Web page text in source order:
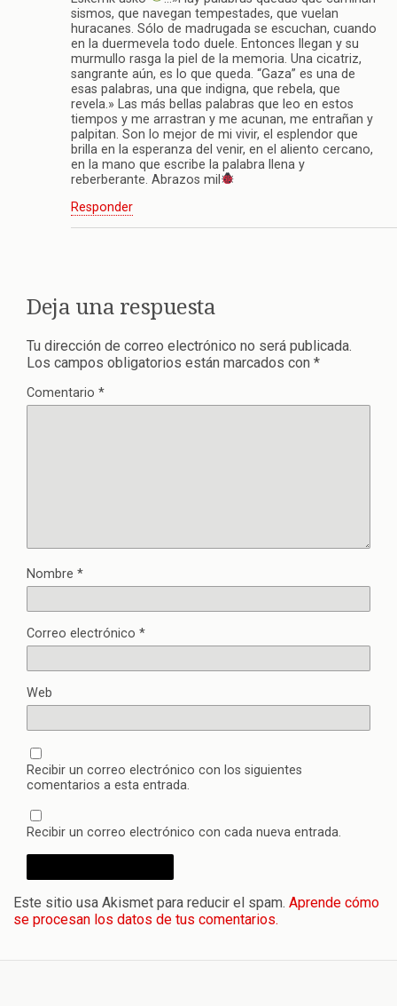
sismos, que navegan tempestades, que vuelan
huracanes. Sólo de madrugada se escuchan, cuando
en la duermevela todo duele. Entonces llegan y su
murmullo rasga la piel de la memoria. Una cicatriz,
sangrante aún, es lo que queda. “Gaza” es una de
esas palabras, una que indigna, que rebela, que
revela.» Las más bellas palabras que leo en estos
tiempos y me arrastran y me acunan, me entrañan y
palpitan. Son lo mejor de mi vivir, el esplendor que
brilla en la esperanza del venir, en el aliento cercano,
en la mano que escribe la palabra llena y
reberberante. Abrazos mil
Responder
Deja una respuesta
Tu dirección de correo electrónico no será publicada.
Los campos obligatorios están marcados con *
Comentario *
Nombre *
Correo electrónico *
Web
Recibir un correo electrónico con los siguientes
comentarios a esta entrada.
Recibir un correo electrónico con cada nueva entrada.
Este sitio usa Akismet para reducir el spam. Aprende cómo
se procesan los datos de tus comentarios.